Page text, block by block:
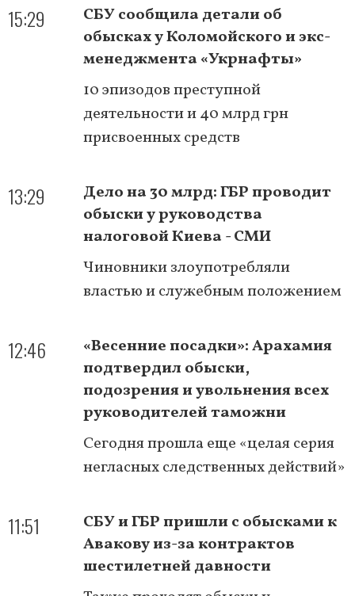
15:29
СБУ сообщила детали об
обысках у Коломойского и экс-
менеджмента «Укрнафты»
10 эпизодов преступной
деятельности и 40 млрд грн
присвоенных средств
13:29
Дело на 30 млрд: ГБР проводит
обыски у руководства
налоговой Киева - СМИ
Чиновники злоупотребляли
властью и служебным положением
12:46
«Весенние посадки»: Арахамия
подтвердил обыски,
подозрения и увольнения всех
руководителей таможни
Сегодня прошла еще «целая серия
негласных следственных действий»
11:51
СБУ и ГБР пришли с обысками к
Авакову из-за контрактов
шестилетней давности